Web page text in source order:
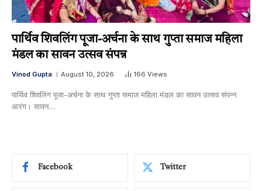
पार्थिव शिवलिंग पूजा-अर्चना के साथ गुप्ता समाज महिला
मंडल का सावन उत्सव संपन्न
Vinod Gupta August 10, 2026 166 Views
पार्थिव शिवलिंग पूजा-अर्चना के साथ गुप्ता समाज महिला मंडल का सावन उत्सव संपन्न ​
आरंग। सावन…
Facebook Twitter